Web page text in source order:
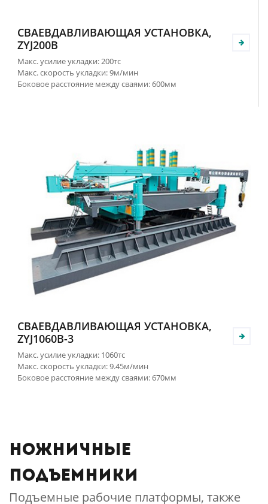
СВАЕВДАВЛИВАЮЩАЯ УСТАНОВКА,
ZYJ200B
Макс. усилие укладки: 200тс
Макс. скорость укладки: 9м/мин
Боковое расстояние между сваями: 600мм
СВАЕВДАВЛИВАЮЩАЯ УСТАНОВКА,
ZYJ1060B-3
Макс. усилие укладки: 1060тс
Макс. скорость укладки: 9.45м/мин
Боковое расстояние между сваями: 670мм
Ножничные
подъемники
Подъемные рабочие платформы, также